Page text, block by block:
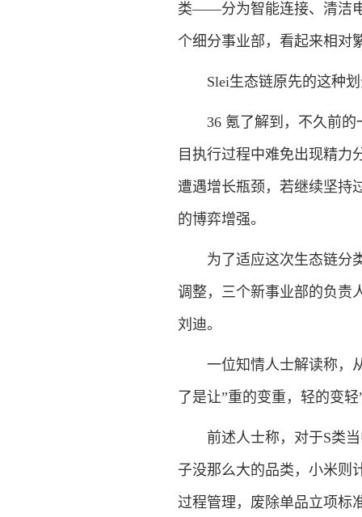
类——分为智能连接、清洁
个细分事业部，看起来相对
Slei生态链原先的这种划
36 氪了解到，不久前的
目执行过程中难免出现精力
遭遇增长瓶颈，若继续坚持
的博弈增强。
为了适应这次生态链分类
调整，三个新事业部的负
刘迪。
一位知情人士解读称，从
了是让”重的变重，轻的变轻
前述人士称，对于S类当
子没那么大的品类，小米则
过程管理，废除单品立项标